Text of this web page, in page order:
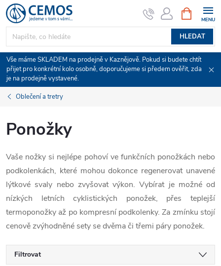
Přejít
na
obsah
HLEDAT
NÁKUPNÍ
KOŠÍK
Vše máme SKLADEM na prodejně v Kaznějově. Pokud si budete chtít
přijet pro konkrétní kolo osobně, doporučujeme si předem ověřit, zda
je na prodejně vystavené.
Oblečení a tretry
Ponožky
Vaše nožky si nejlépe pohoví ve funkčních ponožkách nebo
podkolenkách, které mohou dokonce regenerovat unavené
lýtkové svaly nebo zvyšovat výkon. Vybírat je možné od
nízkých letních cyklistických ponožek, přes teplejší
termoponožky až po kompresní podkolenky. Za zmínku stojí
cenově zvýhodněné sety se dvěma či třemi páry ponožek.
Filtrovat